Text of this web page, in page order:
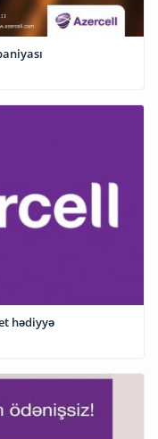
hədiyyə